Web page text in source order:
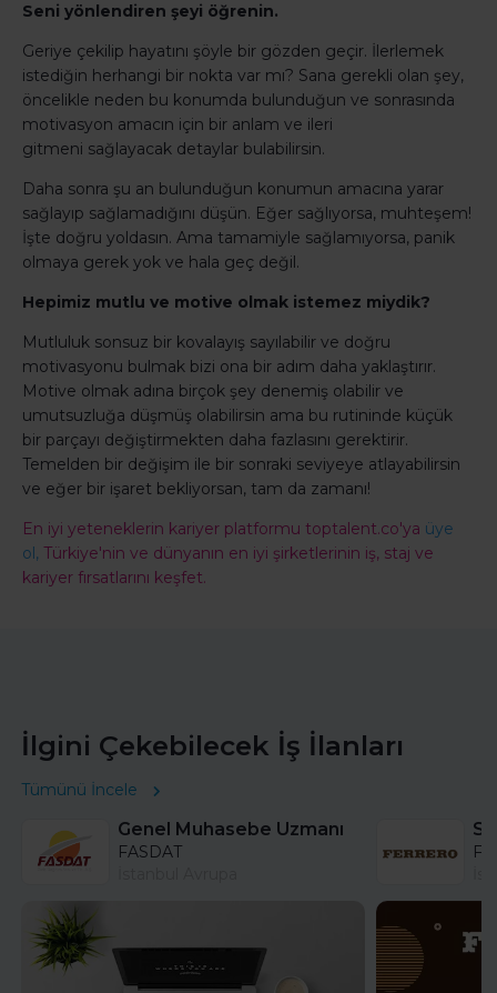
Seni yönlendiren şeyi öğrenin.
Geriye çekilip hayatını şöyle bir gözden geçir. İlerlemek
istediğin herhangi bir nokta var mı? Sana gerekli olan şey,
öncelikle neden bu konumda bulunduğun ve sonrasında
motivasyon amacın için bir anlam ve ileri
gitmeni sağlayacak detaylar bulabilirsin.
Daha sonra şu an bulunduğun konumun amacına yarar
sağlayıp sağlamadığını düşün. Eğer sağlıyorsa, muhteşem!
İşte doğru yoldasın. Ama tamamiyle sağlamıyorsa, panik
olmaya gerek yok ve hala geç değil.
Hepimiz mutlu ve motive olmak istemez miydik?
Mutluluk sonsuz bir kovalayış sayılabilir ve doğru
motivasyonu bulmak bizi ona bir adım daha yaklaştırır.
Motive olmak adına birçok şey denemiş olabilir ve
umutsuzluğa düşmüş olabilirsin ama bu rutininde küçük
bir parçayı değiştirmekten daha fazlasını gerektirir.
Temelden bir değişim ile bir sonraki seviyeye atlayabilirsin
ve eğer bir işaret bekliyorsan, tam da zamanı!
En iyi yeteneklerin kariyer platformu toptalent.co'ya üye
ol, Türkiye'nin ve dünyanın en iyi şirketlerinin iş, staj ve
kariyer fırsatlarını keşfet.
İlgini Çekebilecek İş İlanları
Tümünü İncele
Genel Muhasebe Uzmanı
FASDAT